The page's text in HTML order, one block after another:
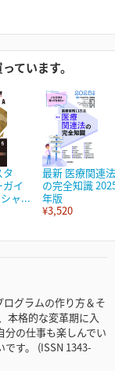
ています。
タ
イ
ャ...
最新 医療関連法
の完全知識
年版
¥3,520
グラムの作り方＆そ
本格的な変革期に入
分の仕事も楽しんでい
す。 (ISSN 1343-